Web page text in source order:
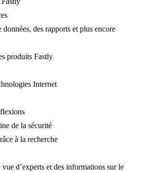
des rapports et plus encore
produits Fastly
Internet
de la sécurité
à la recherche
d’experts et des informations sur le